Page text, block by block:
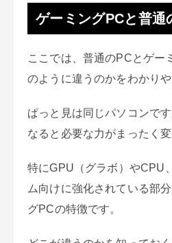
ゲーミングPCと普通
ここでは、普通のPCとゲー
のように違うのかをわかりや
ぱっと見は同じパソコンで
なると必要な力がまったく変
特にGPU（グラボ）やCPU
ム向けに強化されている部
グPCの特徴です。